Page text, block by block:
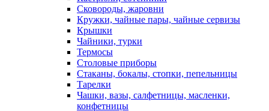
Сковороды, жаровни
Кружки, чайные пары, чайные сервизы
Крышки
Чайники, турки
Термосы
Столовые приборы
Стаканы, бокалы, стопки, пепельницы
Тарелки
Чашки, вазы, салфетницы, масленки,
конфетницы